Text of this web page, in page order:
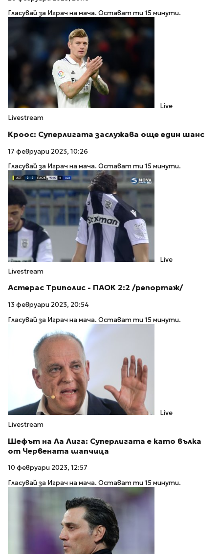
Гласувай за Играч на мача. Остават ти 15 минути.
Live
Livestream
Кроос: Суперлигата заслужава още един шанс
17 февруари 2023, 10:26
Гласувай за Играч на мача. Остават ти 15 минути.
Live
Livestream
Астерас Триполис - ПАОК 2:2 /репортаж/
13 февруари 2023, 20:54
Гласувай за Играч на мача. Остават ти 15 минути.
Live
Livestream
Шефът на Ла Лига: Суперлигата е като вълка
от Червената шапчица
10 февруари 2023, 12:57
Гласувай за Играч на мача. Остават ти 15 минути.